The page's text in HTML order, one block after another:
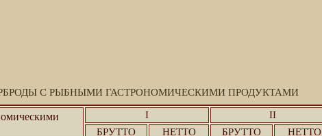
С РЫБНЫМИ ГАСТРОНОМИЧЕСКИМИ ПРОДУКТАМИ
I II
БРУТТО
НЕТТО БРУТТО НЕТТО